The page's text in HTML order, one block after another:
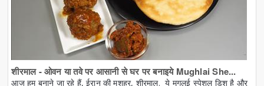
शीरमाल - ओवन या तवे पर आसानी से घर पर बनाइये Mughlai She...
आज हम बनाने जा रहे हैं, ईरान की मशहूर, शीरमाल. ये मुगलई स्पेशल डिश है और